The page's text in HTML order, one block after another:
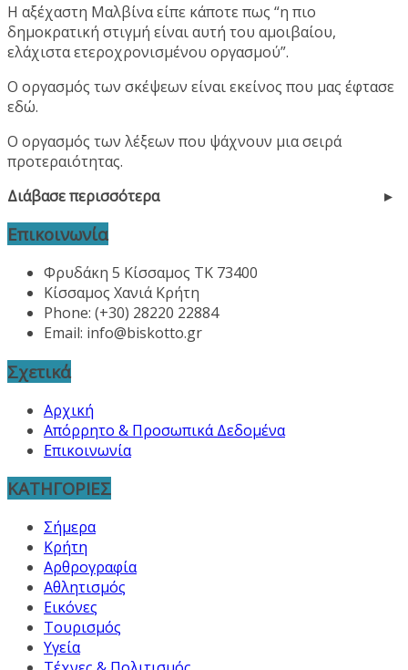
Η αξέχαστη Μαλβίνα είπε κάποτε πως “η πιο
δημοκρατική στιγμή είναι αυτή του αμοιβαίου,
ελάχιστα ετεροχρονισμένου οργασμού”.
Ο οργασμός των σκέψεων είναι εκείνος που μας έφτασε
εδώ.
Ο οργασμός των λέξεων που ψάχνουν μια σειρά
προτεραιότητας.
Διάβασε περισσότερα
Επικοινωνία
Φρυδάκη 5 Κίσσαμος ΤΚ 73400
Κίσσαμος Χανιά Κρήτη
Phone: (+30) 28220 22884
Email: info@biskotto.gr
Σχετικά
Αρχική
Απόρρητο & Προσωπικά Δεδομένα
Επικοινωνία
ΚΑΤΗΓΟΡΙΕΣ
Σήμερα
Κρήτη
Αρθρογραφία
Αθλητισμός
Εικόνες
Τουρισμός
Υγεία